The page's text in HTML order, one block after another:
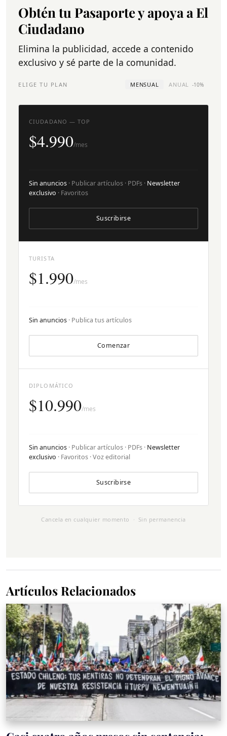
Obtén tu Pasaporte y apoya a El
Ciudadano
Elimina la publicidad, accede a contenido
exclusivo y sé parte de la comunidad.
ELIGE TU PLAN MENSUAL ANUAL -10%
TURISTA
$1.990/mes
Sin anuncios · Publica tus artículos
Comenzar
CIUDADANO — TOP
$4.990/mes
Sin anuncios · Publicar artículos · PDFs · Newsletter
exclusivo · Favoritos
Suscribirse
DIPLOMÁTICO
$10.990/mes
Sin anuncios · Publicar artículos · PDFs · Newsletter
exclusivo · Favoritos · Voz editorial
Suscribirse
Cancela en cualquier momento · Sin permanencia
Artículos Relacionados